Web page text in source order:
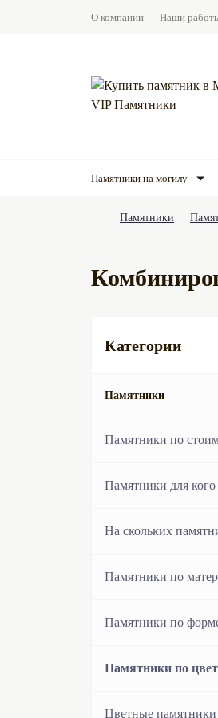
О компании Наши
Памятники на могилу
Памятники
Категории
Памятники
Памятники по
Бюджетные
Элитные памятники
Эксклюзивные
Стандартные
Европейские
Памятники для кого
Женские памятники
Мужские памятники
Детские памятники
Памятники
Семейные памятники
На скольких
Одиночные
Двойные памятники
Тройные памятники
Памятники по
Гранитные
Мраморные
Памятники по
Вертикальные
Горизонтальные
Памятники по
Цветные памятники